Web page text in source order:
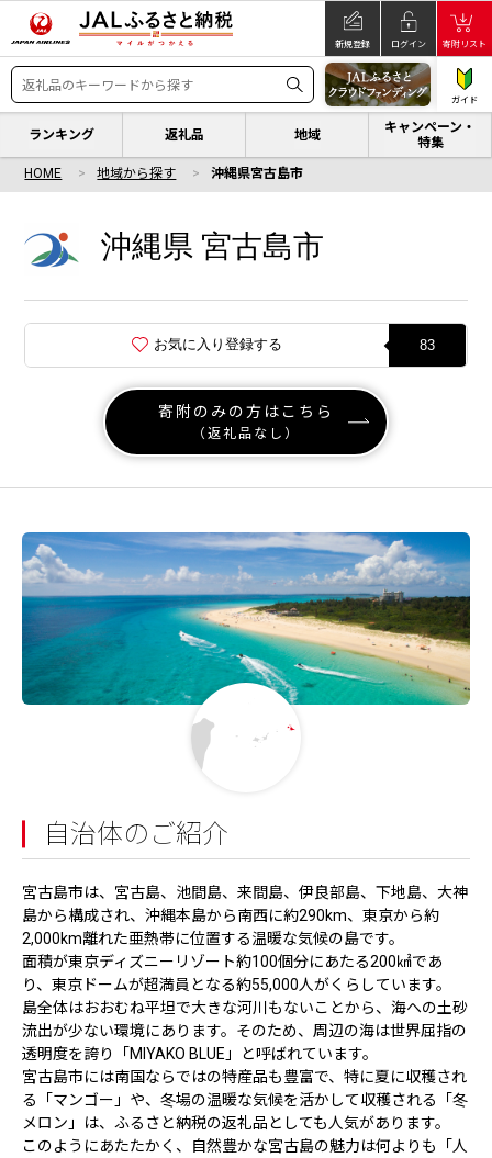
新規登録 ログイン 寄附リスト
ガイド
ランキング 返礼品 地域
キャンペーン・
特集
HOME 地域から探す 沖縄県宮古島市
沖縄県 宮古島市
お気に入り登録する 83
寄附のみの方はこちら
（返礼品なし）
自治体のご紹介
宮古島市は、宮古島、池間島、来間島、伊良部島、下地島、大神
島から構成され、沖縄本島から南西に約290km、東京から約
2,000km離れた亜熱帯に位置する温暖な気候の島です。
面積が東京ディズニーリゾート約100個分にあたる200㎢であ
り、東京ドームが超満員となる約55,000人がくらしています。
島全体はおおむね平坦で大きな河川もないことから、海への土砂
流出が少ない環境にあります。そのため、周辺の海は世界屈指の
透明度を誇り「MIYAKO BLUE」と呼ばれています。
宮古島市には南国ならではの特産品も豊富で、特に夏に収穫され
る「マンゴー」や、冬場の温暖な気候を活かして収穫される「冬
メロン」は、ふるさと納税の返礼品としても人気があります。
このようにあたたかく、自然豊かな宮古島の魅力は何よりも「人